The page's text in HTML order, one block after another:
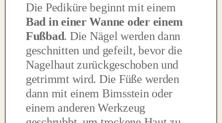
Die Pediküre beginnt mit einem
Bad in einer Wanne oder einem
Fußbad. Die Nägel werden dann
geschnitten und gefeilt, bevor die
Nagelhaut zurückgeschoben und
getrimmt wird. Die Füße werden
dann mit einem Bimsstein oder
einem anderen Werkzeug